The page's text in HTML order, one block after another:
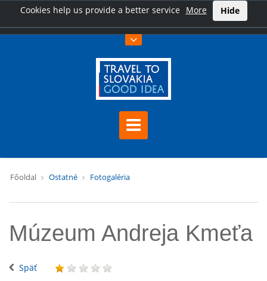
Cookies help us provide a better service More Hide
Főoldal Ostatné Fotogaléria
Múzeum Andreja Kmeťa
Späť